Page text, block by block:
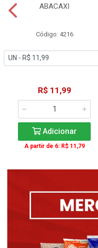
ABACAXI
Código: 4216
R$ 11,99
Adicionar
A partir de 6: R$ 11,79